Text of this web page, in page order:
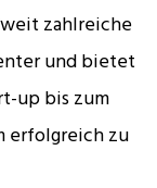
zahlreiche
und bietet
up bis zum
erfolgreich zu